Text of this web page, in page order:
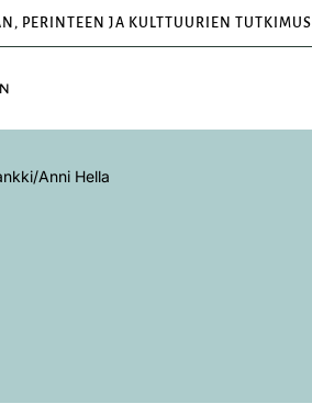
PERINTEEN JA KULTTUURIEN TUTKIMUS
/Anni Hella